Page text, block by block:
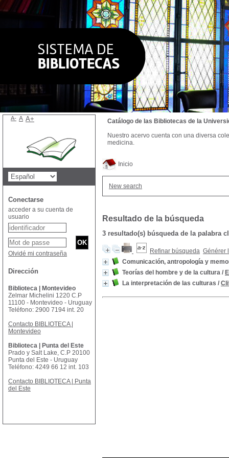
Inicio
New search
Resultado de la búsqueda
3 resultado(s) búsqueda de la palabra
Refinar búsqueda Générer
Comunicación, antropología y
Teorías del hombre y de la cultura /
La interpretación de las culturas /
Catálogo de las Bibliotecas de la
Nuestro acervo cuenta con una diversa
medicina.
A- A A+
Conectarse
acceder a su cuenta de
usuario
Olvidé mi contraseña
Dirección
Biblioteca | Montevideo
Zelmar Michelini 1220 C.P
11100 - Montevideo - Uruguay
Teléfono: 2900 7194 int. 20
Contacto BIBLIOTECA |
Montevideo
Biblioteca | Punta del Este
Prado y Salt Lake, C.P 20100
Punta del Este - Uruguay
Teléfono: 4249 66 12 int. 103
Contacto BIBLIOTECA | Punta
del Este